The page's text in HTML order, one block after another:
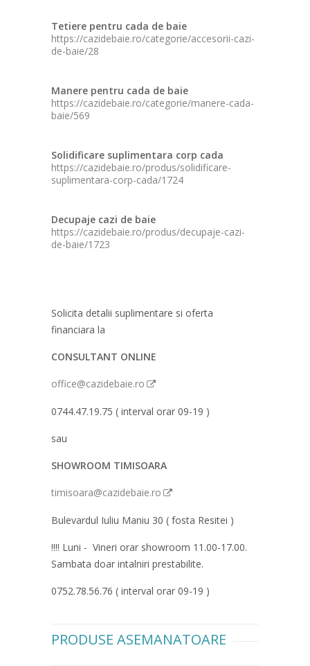
Tetiere pentru cada de baie
https://cazidebaie.ro/categorie/accesorii-cazi-
de-baie/28
Manere pentru cada de baie
https://cazidebaie.ro/categorie/manere-cada-
baie/569
Solidificare suplimentara corp cada
https://cazidebaie.ro/produs/solidificare-
suplimentara-corp-cada/1724
Decupaje cazi de baie
https://cazidebaie.ro/produs/decupaje-cazi-
de-baie/1723
Solicita detalii suplimentare si oferta
financiara la
CONSULTANT ONLINE
office@cazidebaie.ro
0744.47.19.75 ( interval orar 09-19 )
sau
SHOWROOM TIMISOARA
timisoara@cazidebaie.ro
Bulevardul Iuliu Maniu 30 ( fosta Resitei )
!!!! Luni - Vineri orar showroom 11.00-17.00.
Sambata doar intalniri prestabilite.
0752.78.56.76 ( interval orar 09-19 )
PRODUSE ASEMANATOARE